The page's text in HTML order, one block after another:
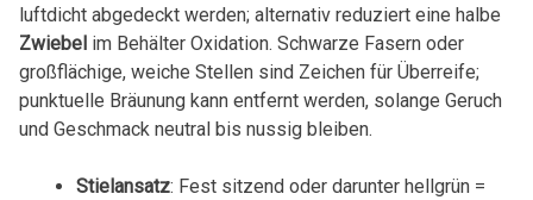
luftdicht abgedeckt werden; alternativ reduziert eine halbe
Zwiebelim Behälter Oxidation. Schwarze Fasern oder
großflächige, weiche Stellen sind Zeichen für Überreife;
punktuelle Bräunung kann entfernt werden, solange Geruch
und Geschmack neutral bis nussig bleiben.
Stielansatz: Fest sitzend oder darunter hellgrün =